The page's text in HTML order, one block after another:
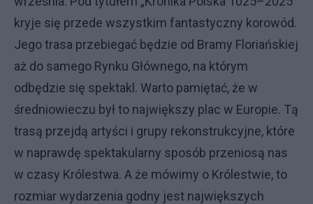
kryje się przede wszystkim fantastyczny korowód.
Jego trasa przebiegać będzie od Bramy Floriańskiej
aż do samego Rynku Głównego, na którym
odbędzie się spektakl. Warto pamiętać, że w
średniowieczu był to największy plac w Europie. Tą
trasą przejdą artyści i grupy rekonstrukcyjne, które
w naprawdę spektakularny sposób przeniosą nas
w czasy Królestwa. A że mówimy o Królestwie, to
rozmiar wydarzenia godny jest największych